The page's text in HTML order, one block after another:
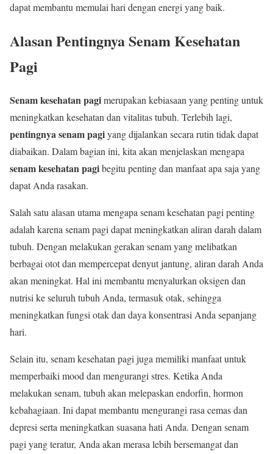
dapat membantu memulai hari dengan energi yang baik.
Alasan Pentingnya Senam Kesehatan
Pagi
Senam kesehatan pagimerupakan kebiasaan yang penting untuk
meningkatkan kesehatan dan vitalitas tubuh. Terlebih lagi,
pentingnya senam pagiyang dijalankan secara rutin tidak dapat
diabaikan. Dalam bagian ini, kita akan menjelaskan mengapa
senam kesehatan pagibegitu penting dan manfaat apa saja yang
dapat Anda rasakan.
Salah satu alasan utama mengapa senam kesehatan pagi penting
adalah karena senam pagi dapat meningkatkan aliran darah dalam
tubuh. Dengan melakukan gerakan senam yang melibatkan
berbagai otot dan mempercepat denyut jantung, aliran darah Anda
akan meningkat. Hal ini membantu menyalurkan oksigen dan
nutrisi ke seluruh tubuh Anda, termasuk otak, sehingga
meningkatkan fungsi otak dan daya konsentrasi Anda sepanjang
hari.
Selain itu, senam kesehatan pagi juga memiliki manfaat untuk
memperbaiki mood dan mengurangi stres. Ketika Anda
melakukan senam, tubuh akan melepaskan endorfin, hormon
kebahagiaan. Ini dapat membantu mengurangi rasa cemas dan
depresi serta meningkatkan suasana hati Anda. Dengan senam
pagi yang teratur, Anda akan merasa lebih bersemangat dan